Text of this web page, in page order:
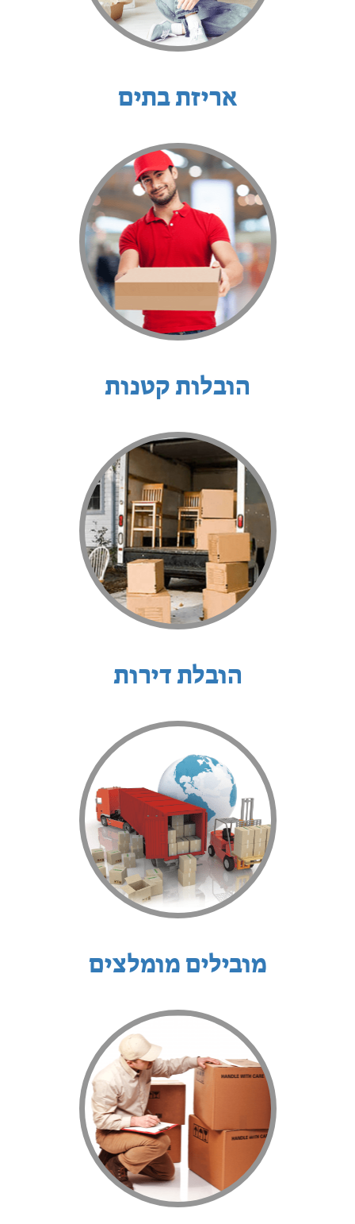
אריזת בתים
הובלות קטנות
הובלת דירות
מובילים מומלצים